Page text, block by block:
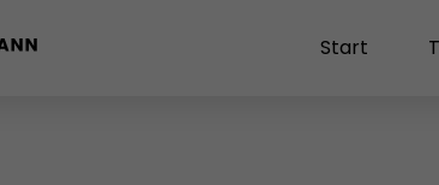
Start